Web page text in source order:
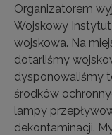
Organizatorem
Wojskowy
wojskowa. Na
dotarliśmy
dysponowaliśmy
środków
lampy
dekontaminacji.